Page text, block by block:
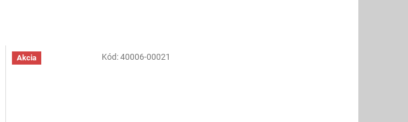
Akcia Kód:40006-00021